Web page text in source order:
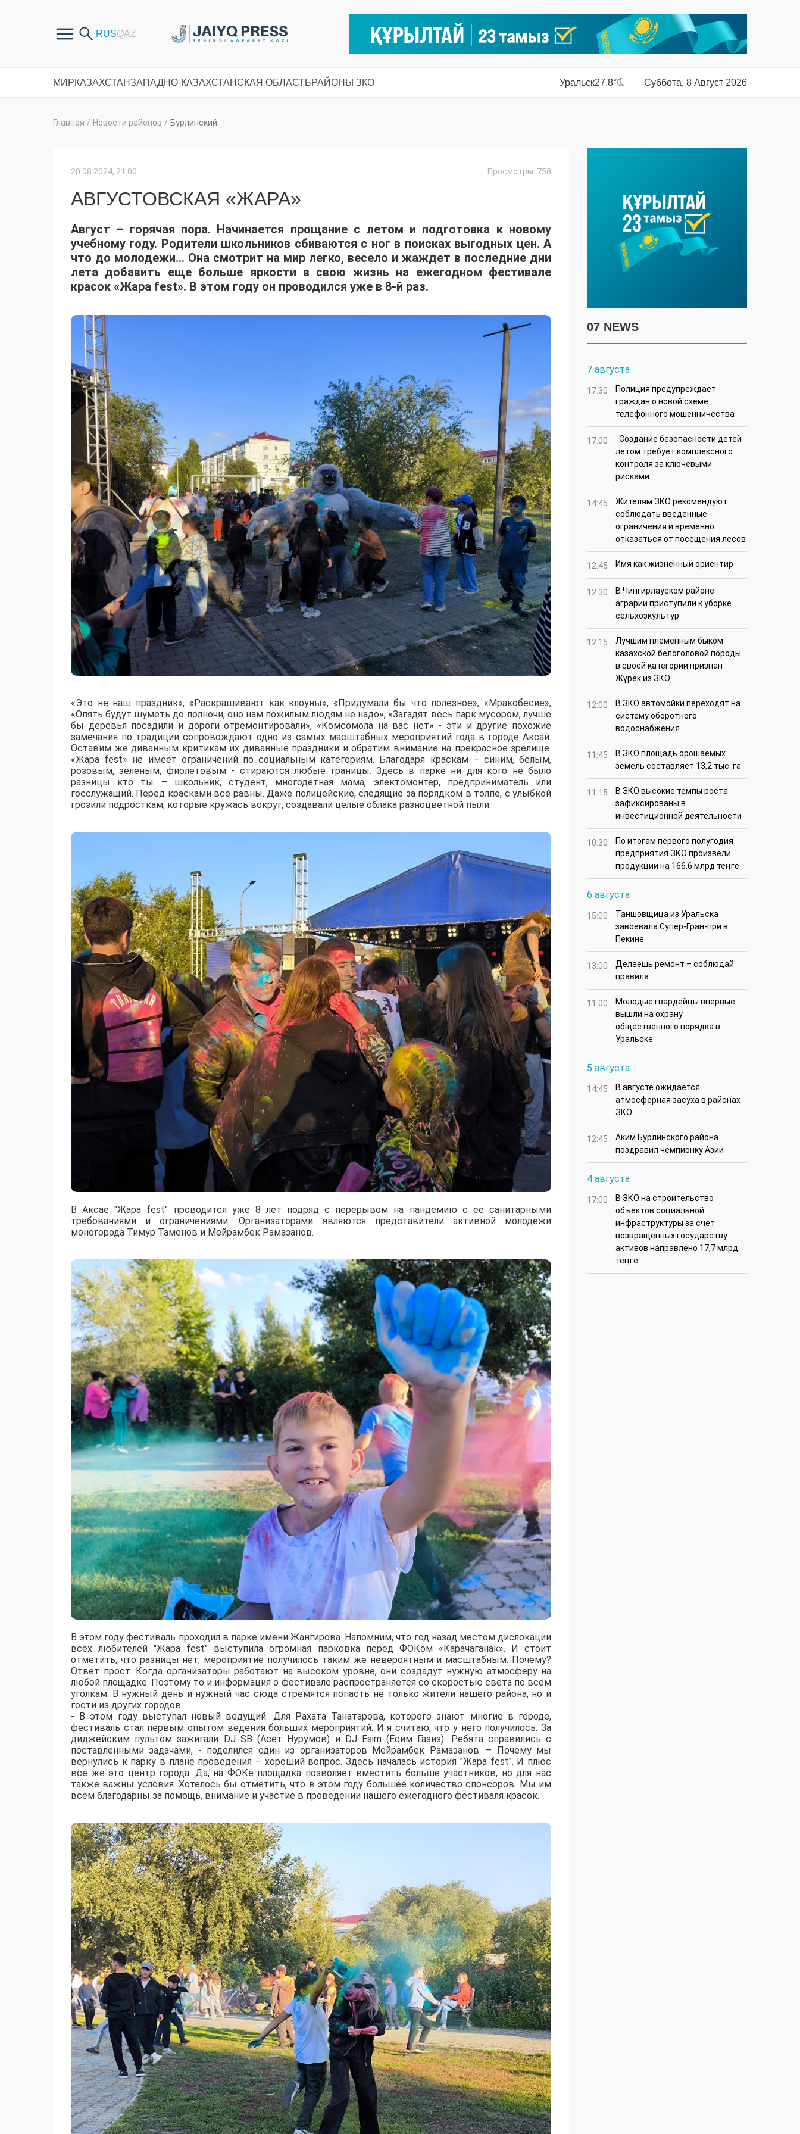
МИРКАЗАХСТАНЗАПАДНО-КАЗАХСТАНСКАЯ ОБЛАСТЬРАЙОНЫ ЗКО Уральск27.8° Суббота, 8 Август 2026
Главная / Новости районов / Бурлинский
20.08.2024, 21:00 Просмотры: 758
АВГУСТОВСКАЯ «ЖАРА»
Август – горячая пора. Начинается прощание с летом и подготовка к новому
учебному году. Родители школьников сбиваются с ног в поисках выгодных цен. А
что до молодежи… Она смотрит на мир легко, весело и жаждет в последние дни
лета добавить еще больше яркости в свою жизнь на ежегодном фестивале
красок «Жара fest». В этом году он проводился уже в 8-й раз.
«Это не наш праздник», «Раскрашивают как клоуны», «Придумали бы что полезное», «Мракобесие»,
«Опять будут шуметь до полночи, оно нам пожилым людям не надо», «Загадят весь парк мусором, лучше
бы деревья посадили и дороги отремонтировали», «Комсомола на вас нет» - эти и другие похожие
замечания по традиции сопровождают одно из самых масштабных мероприятий года в городе Аксай.
Оставим же диванным критикам их диванные праздники и обратим внимание на прекрасное зрелище.
«Жара fest» не имеет ограничений по социальным категориям. Благодаря краскам – синим, белым,
розовым, зеленым, фиолетовым - стираются любые границы. Здесь в парке ни для кого не было
разницы кто ты – школьник, студент, многодетная мама, электомонтер, предприниматель или
госслужащий. Перед красками все равны. Даже полицейские, следящие за порядком в толпе, с улыбкой
грозили подросткам, которые кружась вокруг, создавали целые облака разноцветной пыли.
В Аксае "Жара fest" проводится уже 8 лет подряд с перерывом на пандемию с ее санитарными
требованиями и ограничениями. Организаторами являются представители активной молодежи
моногорода Тимур Таменов и Мейрамбек Рамазанов.
В этом году фестиваль проходил в парке имени Жангирова. Напомним, что год назад местом дислокации
всех любителей "Жара fest" выступила огромная парковка перед ФОКом «Карачаганак». И стоит
отметить, что разницы нет, мероприятие получилось таким же невероятным и масштабным. Почему?
Ответ прост. Когда организаторы работают на высоком уровне, они создадут нужную атмосферу на
любой площадке. Поэтому то и информация о фестивале распространяется со скоростью света по всем
уголкам. В нужный день и нужный час сюда стремятся попасть не только жители нашего района, но и
гости из других городов.
- В этом году выступал новый ведущий. Для Рахата Танатарова, которого знают многие в городе,
фестиваль стал первым опытом ведения больших мероприятий. И я считаю, что у него получилось. За
диджейским пультом зажигали DJ SB (Асет Нурумов) и DJ Esim (Есим Газиз). Ребята справились с
поставленными задачами, - поделился один из организаторов Мейрамбек Рамазанов. – Почему мы
вернулись к парку в плане проведения – хороший вопрос. Здесь началась история "Жара fest". И плюс
все же это центр города. Да, на ФОКе площадка позволяет вместить больше участников, но для нас
также важны условия. Хотелось бы отметить, что в этом году большее количество спонсоров. Мы им
всем благодарны за помощь, внимание и участие в проведении нашего ежегодного фестиваля красок.
07 NEWS
7 августа
17:30
Полиция предупреждает
граждан о новой схеме
телефонного мошенничества
17:00
Создание безопасности детей
летом требует комплексного
контроля за ключевыми
рисками
14:45
Жителям ЗКО рекомендуют
соблюдать введенные
ограничения и временно
отказаться от посещения лесов
12:45 Имя как жизненный ориентир
12:30
В Чингирлауском районе
аграрии приступили к уборке
сельхозкультур
12:15
Лучшим племенным быком
казахской белоголовой породы
в своей категории признан
Жүрек из ЗКО
12:00
В ЗКО автомойки переходят на
систему оборотного
водоснабжения
11:45
В ЗКО площадь орошаемых
земель составляет 13,2 тыс. га
11:15
В ЗКО высокие темпы роста
зафиксированы в
инвестиционной деятельности
10:30
По итогам первого полугодия
предприятия ЗКО произвели
продукции на 166,6 млрд теңге
6 августа
15:00
Таншовщица из Уральска
завоевала Супер-Гран-при в
Пекине
13:00
Делаешь ремонт – соблюдай
правила
11:00
Молодые гвардейцы впервые
вышли на охрану
общественного порядка в
Уральске
5 августа
14:45
В августе ожидается
атмосферная засуха в районах
ЗКО
12:45
Аким Бурлинского района
поздравил чемпионку Азии
4 августа
17:00
В ЗКО на строительство
объектов социальной
инфраструктуры за счет
возвращенных государству
активов направлено 17,7 млрд
теңге